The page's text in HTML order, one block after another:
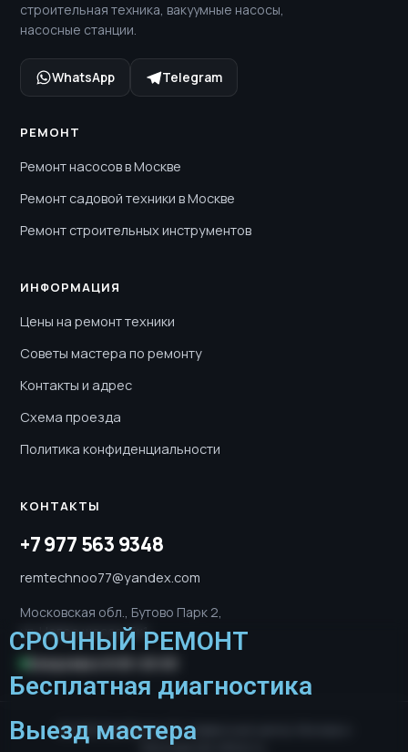
СРОЧНЫЙ РЕМОНТ
Бесплатная диагностика
Выезд мастера
строительная техника, вакуумные насосы,
насосные станции.
WhatsApp Telegram
РЕМОНТ
Ремонт насосов в Москве
Ремонт садовой техники в Москве
Ремонт строительных инструментов
ИНФОРМАЦИЯ
Цены на ремонт техники
Советы мастера по ремонту
Контакты и адрес
Схема проезда
Политика конфиденциальности
КОНТАКТЫ
+7 977 563 9348
remtechnoo77@yandex.com
Московская обл., Бутово Парк 2,
ул. Новое шоссе, 5к1
© 2026 RemTechno77. Сервисный центр. Москва и
Московская область.